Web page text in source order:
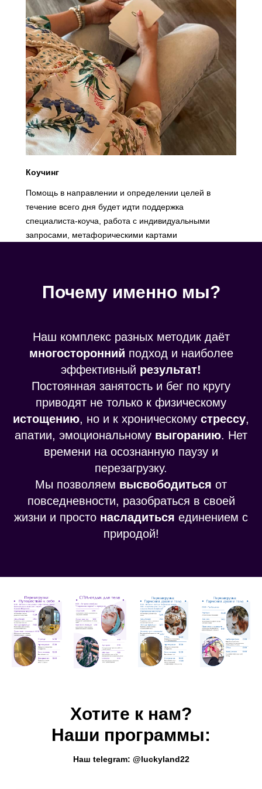
Коучинг
Помощь в направлении и определении целей в
течение всего дня будет идти поддержка
специалиста-коуча, работа с индивидуальными
запросами, метафорическими картами
Почему именно мы?
Наш комплекс разных методик даёт
многосторонний подход и наиболее
эффективный результат!
Постоянная занятость и бег по кругу
приводят не только к физическому
истощению, но и к хроническому стрессу,
апатии, эмоциональному выгоранию. Нет
времени на осознанную паузу и
перезагрузку.
Мы позволяем высвободиться от
повседневности, разобраться в своей
жизни и просто насладиться единением с
природой!
Хотите к нам?
Наши программы:
Наш telegram: @luckyland22